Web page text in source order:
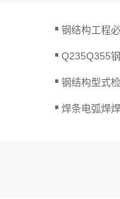
钢结构工程
.
Q235Q355
.
钢结构型式
.
焊条电弧焊
.